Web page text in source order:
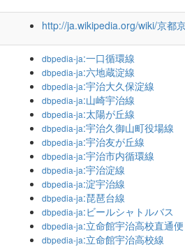
http://ja.wikipedia.org/wiki/京都
dbpedia-ja:一口循環線
dbpedia-ja:六地蔵淀線
dbpedia-ja:宇治大久保淀線
dbpedia-ja:山崎宇治線
dbpedia-ja:太陽が丘線
dbpedia-ja:宇治久御山町役場線
dbpedia-ja:宇治友が丘線
dbpedia-ja:宇治市内循環線
dbpedia-ja:宇治淀線
dbpedia-ja:淀宇治線
dbpedia-ja:琵琶台線
dbpedia-ja:ビールシャトルバス
dbpedia-ja:立命館宇治高校直通便
dbpedia-ja:立命館宇治高校線